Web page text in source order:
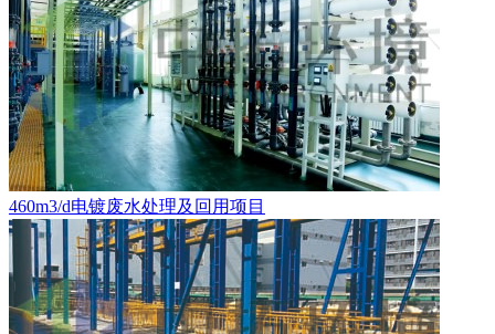
460m3/d电镀废水处理及回用项目